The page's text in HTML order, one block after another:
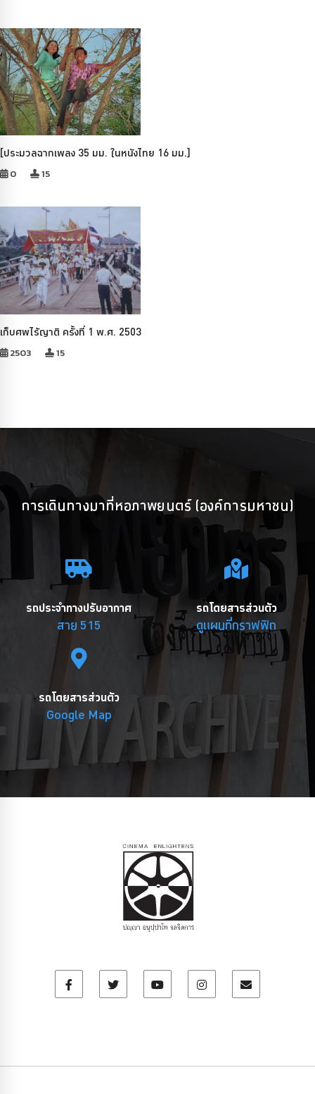
[ประมวลฉากเพลง 35 มม. ในหนังไทย 16 มม.]
0 15
เก็บศพไร้ญาติ ครั้งที่ 1 พ.ศ. 2503
2503 15
การเดินทางมาที่หอภาพยนตร์ (องค์การมหาชน)
รถประจำทางปรับอากาศ
สาย 515
รถโดยสารส่วนตัว
ดูแผนที่กราฟฟิก
รถโดยสารส่วนตัว
Google Map